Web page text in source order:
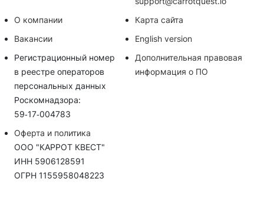
О компании
Карта сайта
Вакансии
English version
Регистрационный номер
в реестре операторов
персональных данных
Роскомнадзора:
59‑17‑004783
Дополнительная правовая
информация о ПО
Оферта и политика
ООО "КАРРОТ КВЕСТ"
ИНН 5906128591
ОГРН 1155958048223